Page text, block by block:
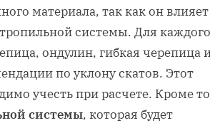
материала, так как он
системы. Для
ондулин, гибкая черепица
по уклону скатов. Этот
учесть при расчете. Кроме
системы, которая будет